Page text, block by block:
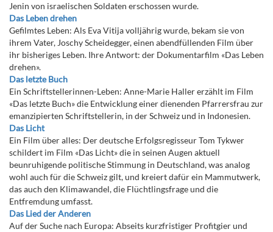
Jenin von israelischen Soldaten erschossen wurde.
Das Leben drehen
Gefilmtes Leben: Als Eva Vitija volljährig wurde, bekam sie von
ihrem Vater, Joschy Scheidegger, einen abendfüllenden Film über
ihr bisheriges Leben. Ihre Antwort: der Dokumentarfilm «Das Leben
drehen».
Das letzte Buch
Ein Schriftstellerinnen-Leben: Anne-Marie Haller erzählt im Film
«Das letzte Buch» die Entwicklung einer dienenden Pfarrersfrau zur
emanzipierten Schriftstellerin, in der Schweiz und in Indonesien.
Das Licht
Ein Film über alles: Der deutsche Erfolgsregisseur Tom Tykwer
schildert im Film «Das Licht» die in seinen Augen aktuell
beunruhigende politische Stimmung in Deutschland, was analog
wohl auch für die Schweiz gilt, und kreiert dafür ein Mammutwerk,
das auch den Klimawandel, die Flüchtlingsfrage und die
Entfremdung umfasst.
Das Lied der Anderen
Auf der Suche nach Europa: Abseits kurzfristiger Profitgier und